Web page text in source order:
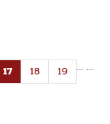
…
17 18
19
…